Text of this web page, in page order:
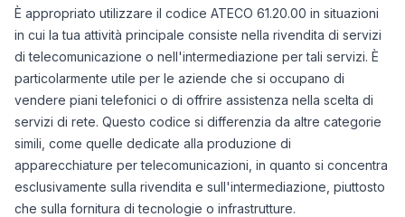
È appropriato utilizzare il codice ATECO 61.20.00 in situazioni
in cui la tua attività principale consiste nella rivendita di servizi
di telecomunicazione o nell'intermediazione per tali servizi. È
particolarmente utile per le aziende che si occupano di
vendere piani telefonici o di offrire assistenza nella scelta di
servizi di rete. Questo codice si differenzia da altre categorie
simili, come quelle dedicate alla produzione di
apparecchiature per telecomunicazioni, in quanto si concentra
esclusivamente sulla rivendita e sull'intermediazione, piuttosto
che sulla fornitura di tecnologie o infrastrutture.